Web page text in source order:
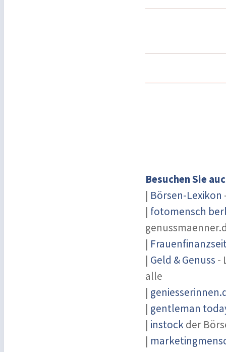
Besuchen Sie
| Börsen-Lexikon
| fotomensch
|
| Geld & Genuss -
alle
|
| gentleman
| instockder
|